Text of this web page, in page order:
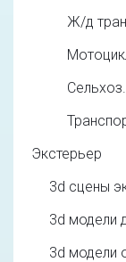
Ж/д
Экстерьер
3d cцены
3d модели
3d модели